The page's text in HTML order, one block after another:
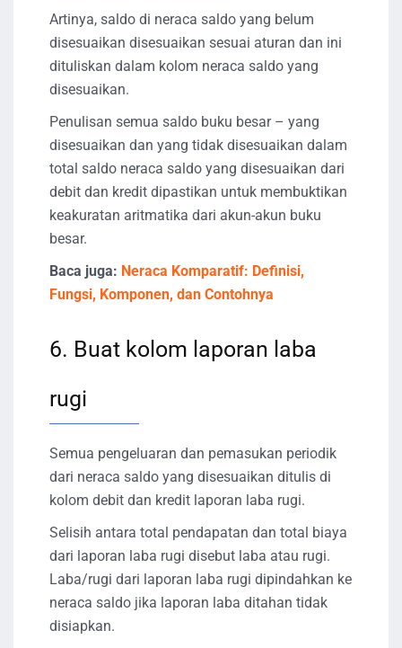
Artinya, saldo di neraca saldo yang belum
disesuaikan disesuaikan sesuai aturan dan ini
dituliskan dalam kolom neraca saldo yang
disesuaikan.
Penulisan semua saldo buku besar – yang
disesuaikan dan yang tidak disesuaikan dalam
total saldo neraca saldo yang disesuaikan dari
debit dan kredit dipastikan untuk membuktikan
keakuratan aritmatika dari akun-akun buku
besar.
Baca juga: Neraca Komparatif: Definisi,
Fungsi, Komponen, dan Contohnya
6. Buat kolom laporan laba
rugi
Semua pengeluaran dan pemasukan periodik
dari neraca saldo yang disesuaikan ditulis di
kolom debit dan kredit laporan laba rugi.
Selisih antara total pendapatan dan total biaya
dari laporan laba rugi disebut laba atau rugi.
Laba/rugi dari laporan laba rugi dipindahkan ke
neraca saldo jika laporan laba ditahan tidak
disiapkan.